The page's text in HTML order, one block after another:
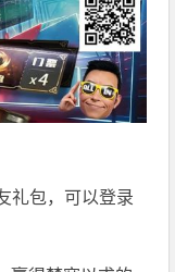
礼包，可以登录